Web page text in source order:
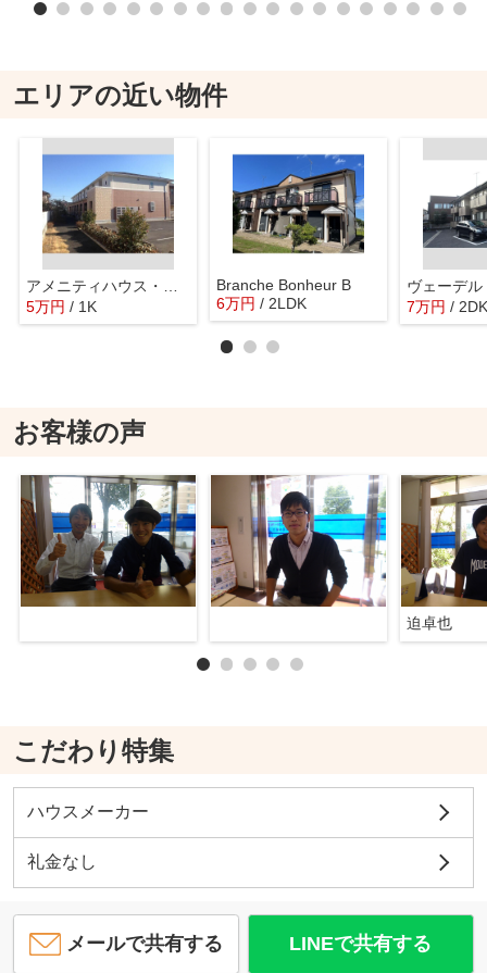
エリアの近い物件
5万円 / 1K
Branche Bonheur B
6万円 / 2LDK
ヴェーデル
7万円 / 2DK
お客様の声
迫卓也
こだわり特集
ハウスメーカー
礼金なし
メールで共有する LINEで共有する